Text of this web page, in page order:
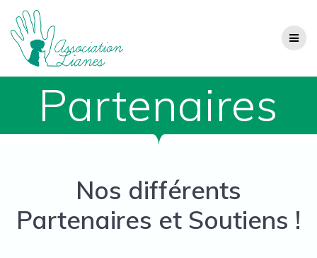
Partenaires
Nos différents
Partenaires et Soutiens !